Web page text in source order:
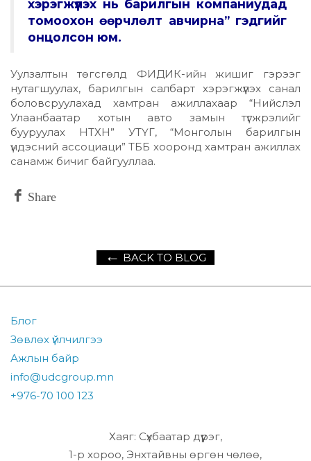
хэрэгжүүлэх нь барилгын компаниудад
томоохон өөрчлөлт авчирна” гэдгийг
онцолсон юм.
Уулзалтын төгсгөлд ФИДИК-ийн жишиг гэрээг
нутагшуулах, барилгын салбарт хэрэгжүүлэх санал
боловсруулахад хамтран ажиллахаар “Нийслэл
Улаанбаатар хотын авто замын түгжрэлийг
бууруулах НТХН” УТҮГ, “Монголын барилгын
үндэсний ассоциаци” ТББ хооронд хамтран ажиллах
санамж бичиг байгууллаа.
Share
← BACK TO BLOG
Блог
Зөвлөх үйлчилгээ
Ажлын байр
info@udcgroup.mn
+976-70 100 123
Хаяг: Сүхбаатар дүүрэг,
1-р хороо, Энхтайвны өргөн чөлөө,